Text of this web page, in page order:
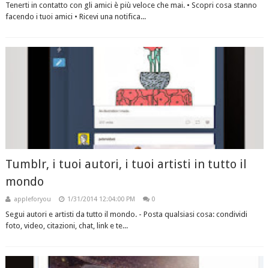
Tenerti in contatto con gli amici è più veloce che mai. • Scopri cosa stanno
facendo i tuoi amici • Ricevi una notifica...
Tumblr, i tuoi autori, i tuoi artisti in tutto il
mondo
appleforyou 1/31/2014 12:04:00 PM 0
Segui autori e artisti da tutto il mondo. - Posta qualsiasi cosa: condividi
foto, video, citazioni, chat, link e te...